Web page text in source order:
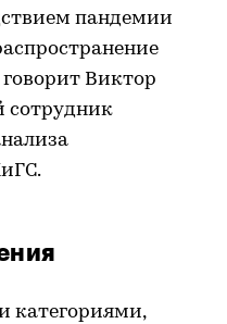
пандемии
Виктор
сотрудник
категориями,